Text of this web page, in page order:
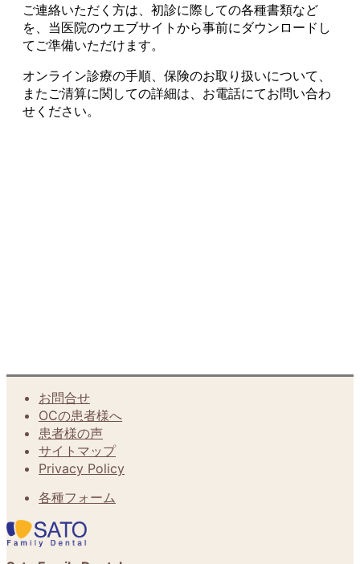
ご連絡いただく方は、初診に際しての各種書類など
を、当医院のウエブサイトから事前にダウンロードし
てご準備いただけます。
オンライン診療の手順、保険のお取り扱いについて、
またご清算に関しての詳細は、お電話にてお問い合わ
せください。
お問合せ
OCの患者様へ
患者様の声
サイトマップ
Privacy Policy
各種フォーム